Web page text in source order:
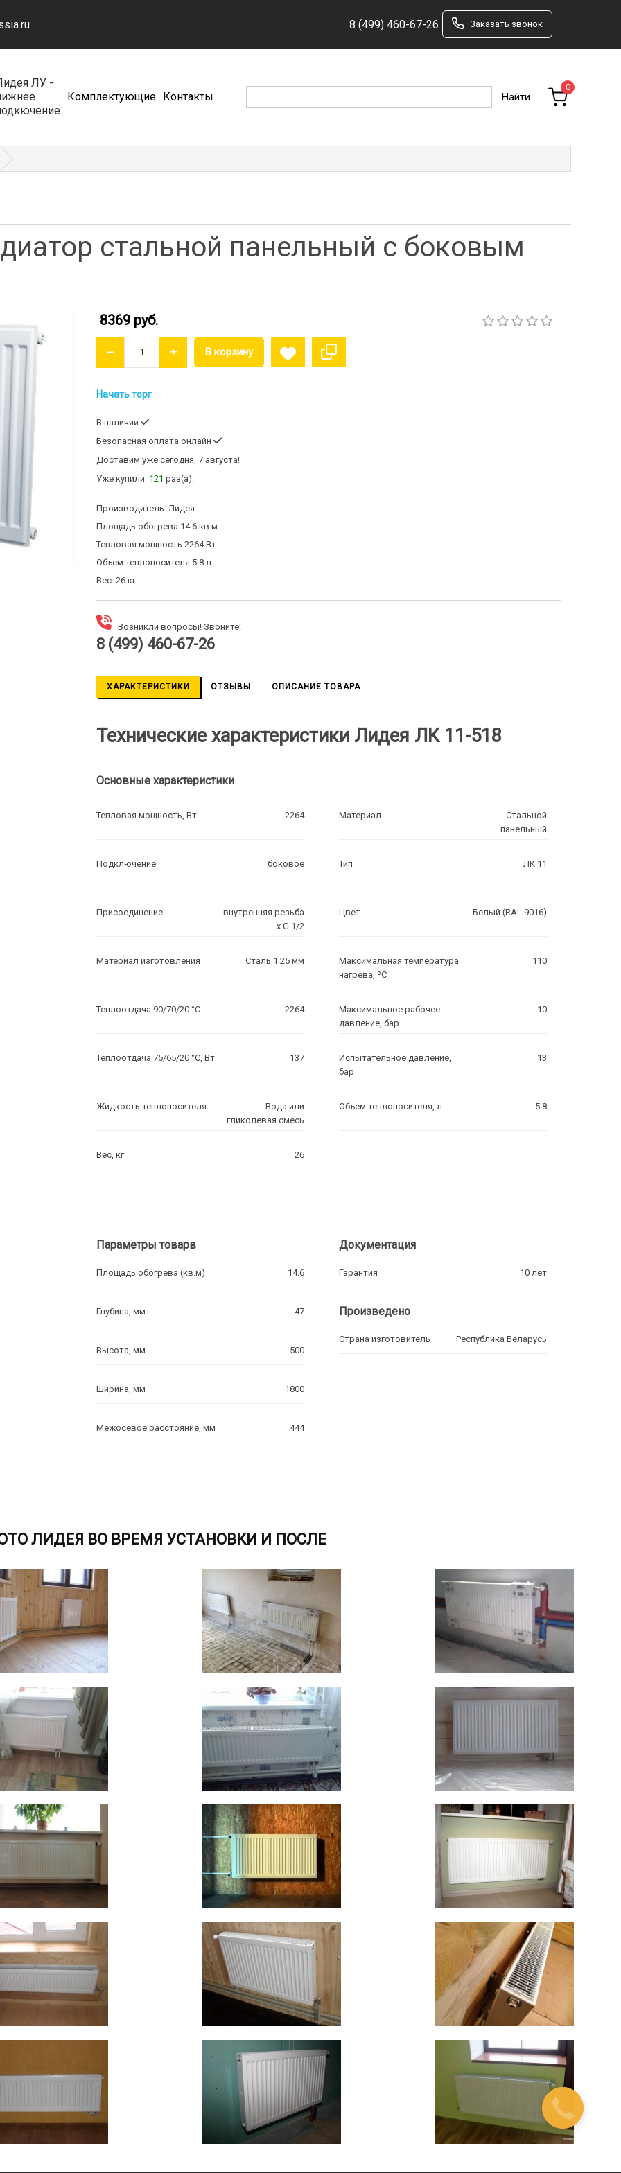
8 (499) 460-67-26 Заказать звонок
ЛУ -
Комплектующие Контакты
0
стальной панельный с боковым
8369 руб.
Начать торг
В наличии
Безопасная оплата онлайн
Доставим уже сегодня, 7 августа!
Уже купили: 121 раз(a).
Производитель: Лидея
Площадь обогрева:14.6 кв.м
Тепловая мощность:2264 Вт
Объем теплоносителя:5.8 л
Вес: 26 кг
Возникли вопросы! Звоните!
8 (499) 460-67-26
ХАРАКТЕРИСТИКИ ОТЗЫВЫ ОПИСАНИЕ ТОВАРА
Технические характеристики Лидея ЛК 11-518
Основные характеристики
Тепловая мощность, Вт 2264
Подключение боковое
Присоединение
внутренняя резьба
х G 1/2
Материал изготовления Сталь 1.25 мм
Теплоотдача 90/70/20 °C 2264
Теплоотдача 75/65/20 °C, Вт 137
Жидкость теплоносителя
Вода или
гликолевая смесь
Вес, кг 26
Материал
Стальной
панельный
Тип ЛК 11
Цвет Белый (RAL 9016)
Максимальная температура
нагрева, ºC
110
Максимальное рабочее
давление, бар
10
Испытательное давление,
бар
13
Объем теплоносителя, л 5.8
Параметры товарв
Площадь обогрева (кв.м) 14.6
Глубина, мм 47
Высота, мм 500
Ширина, мм 1800
Межосевое расстояние, мм 444
Документация
Гарантия 10 лет
Произведено
Страна изготовитель Республика Беларусь
ЛИДЕЯ ВО ВРЕМЯ УСТАНОВКИ И ПОСЛЕ